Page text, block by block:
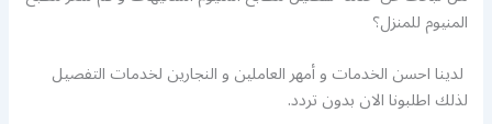
المنيوم للمنزل؟
لدينا احسن الخدمات و أمهر العاملين و النجارين لخدمات التفصيل
لذلك اطلبونا الان بدون تردد.